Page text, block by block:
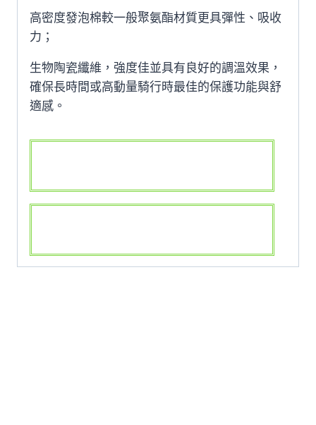
高密度發泡棉較一般聚氨酯材質更具彈性、吸收
力；
生物陶瓷纖維，強度佳並具有良好的調溫效果，
確保長時間或高動量騎行時最佳的保護功能與舒
適感。